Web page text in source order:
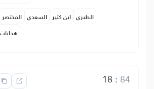
المختصر السعدي ابن كثير الطبري
هدايات
18 : 84